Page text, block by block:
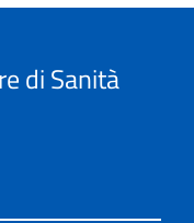
di Sanità